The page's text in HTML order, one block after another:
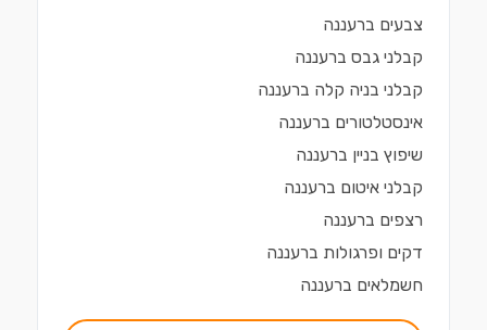
צבעים ברעננה
קבלני גבס ברעננה
קבלני בניה קלה ברעננה
אינסטלטורים ברעננה
שיפוץ בניין ברעננה
קבלני איטום ברעננה
רצפים ברעננה
דקים ופרגולות ברעננה
חשמלאים ברעננה